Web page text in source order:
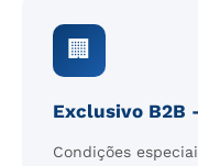
🏢
Exclusivo B2B
Condições